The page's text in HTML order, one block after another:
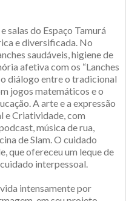
salas do Espaço Tamurá
e diversificada. No
saudáveis, higiene de
afetiva com os “Lanches
diálogo entre o tradicional
jogos matemáticos e o
A arte e a expressão
e Criatividade, com
música de rua,
de Slam. O cuidado
que ofereceu um leque de
interpessoal.
intensamente por